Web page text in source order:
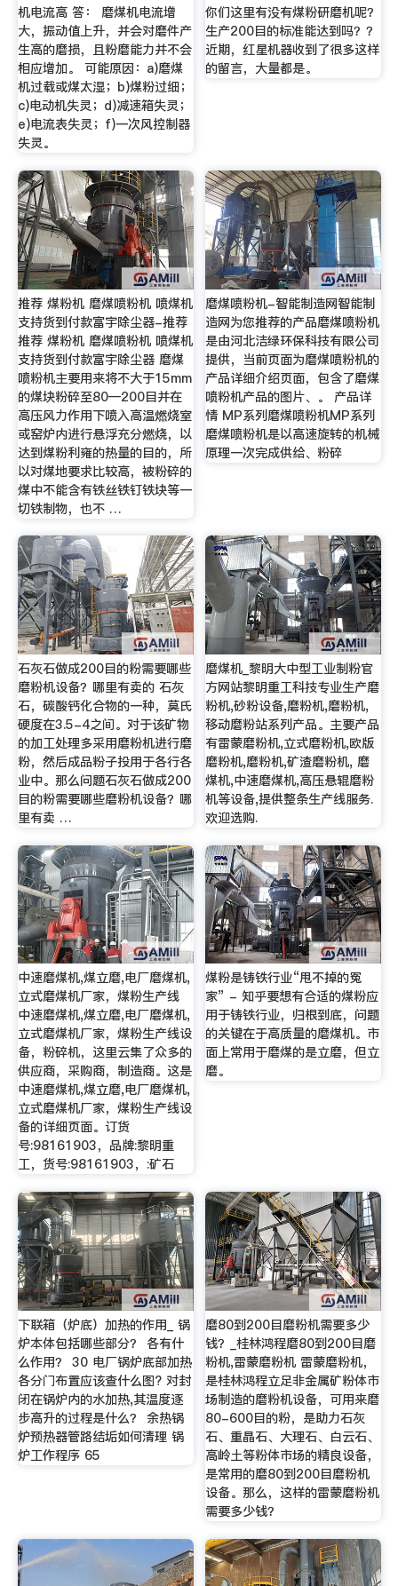
机电流高 答： 磨煤机电流增
大，振动值上升，并会对磨件产
生高的磨损，且粉磨能力并不会
相应增加。 可能原因：a)磨煤
机过载或煤太湿；b)煤粉过细；
c)电动机失灵；d)减速箱失灵；
e)电流表失灵；f)一次风控制器
失灵。
你们这里有没有煤粉研磨机呢？
生产200目的标准能达到吗？？
近期，红星机器收到了很多这样
的留言，大量都是。
推荐 煤粉机 磨煤喷粉机 喷煤机
支持货到付款富宇除尘器-推荐
推荐 煤粉机 磨煤喷粉机 喷煤机
支持货到付款富宇除尘器 磨煤
喷粉机主要用来将不大于15mm
的煤块粉碎至80—200目并在
高压风力作用下喷入高温燃烧室
或窑炉内进行悬浮充分燃烧，以
达到煤粉利雍的热量的目的，所
以对煤地要求比较高，被粉碎的
煤中不能含有铁丝铁钉铁块等一
切铁制物，也不 …
磨煤喷粉机-智能制造网智能制
造网为您推荐的产品磨煤喷粉机
是由河北洁绿环保科技有限公司
提供，当前页面为磨煤喷粉机的
产品详细介绍页面，包含了磨煤
喷粉机产品的图片、。 产品详
情 MP系列磨煤喷粉机MP系列
磨煤喷粉机是以高速旋转的机械
原理一次完成供给、粉碎
石灰石做成200目的粉需要哪些
磨粉机设备？哪里有卖的 石灰
石，碳酸钙化合物的一种，莫氏
硬度在3.5-4之间。对于该矿物
的加工处理多采用磨粉机进行磨
粉，然后成品粉子投用于各行各
业中。那么问题石灰石做成200
目的粉需要哪些磨粉机设备？哪
里有卖 …
磨煤机_黎明大中型工业制粉官
方网站黎明重工科技专业生产磨
粉机,砂粉设备,磨粉机,磨粉机,
移动磨粉站系列产品。主要产品
有雷蒙磨粉机,立式磨粉机,欧版
磨粉机,磨粉机,矿渣磨粉机, 磨
煤机,中速磨煤机,高压悬辊磨粉
机等设备,提供整条生产线服务.
欢迎选购.
中速磨煤机,煤立磨,电厂磨煤机,
立式磨煤机厂家，煤粉生产线
中速磨煤机,煤立磨,电厂磨煤机,
立式磨煤机厂家，煤粉生产线设
备，粉碎机，这里云集了众多的
供应商，采购商，制造商。这是
中速磨煤机,煤立磨,电厂磨煤机,
立式磨煤机厂家，煤粉生产线设
备的详细页面。订货
号:98161903，品牌:黎明重
工，货号:98161903，:矿石
煤粉是铸铁行业“甩不掉的冤
家” - 知乎要想有合适的煤粉应
用于铸铁行业，归根到底，问题
的关键在于高质量的磨煤机。市
面上常用于磨煤的是立磨，但立
磨。
下联箱（炉底）加热的作用_ 锅
炉本体包括哪些部分？ 各有什
么作用？ 30 电厂锅炉底部加热
各分门布置应该查什么图? 对封
闭在锅炉内的水加热,其温度逐
步高升的过程是什么？ 余热锅
炉预热器管路结垢如何清理 锅
炉工作程序 65
磨80到200目磨粉机需要多少
钱？_桂林鸿程磨80到200目磨
粉机,雷蒙磨粉机 雷蒙磨粉机，
是桂林鸿程立足非金属矿粉体市
场制造的磨粉机设备，可用来磨
80-600目的粉，是助力石灰
石、重晶石、大理石、白云石、
高岭土等粉体市场的精良设备，
是常用的磨80到200目磨粉机
设备。那么，这样的雷蒙磨粉机
需要多少钱？